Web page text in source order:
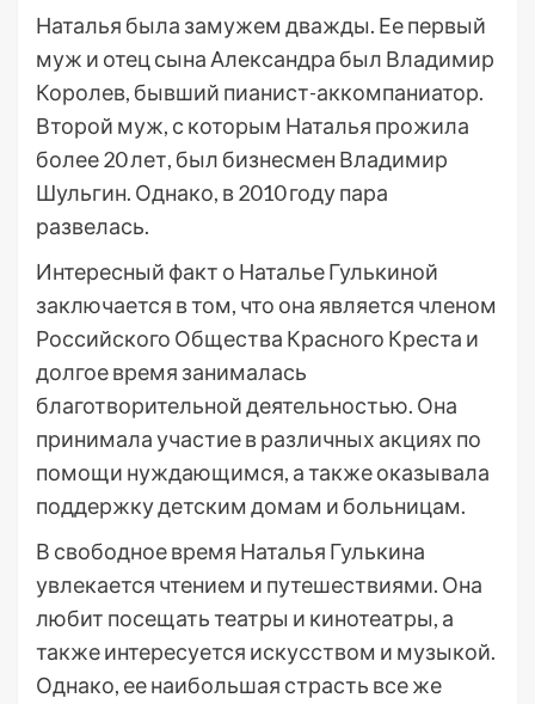
Наталья была замужем дважды. Ее первый
муж и отец сына Александра был Владимир
Королев, бывший пианист-аккомпаниатор.
Второй муж, с которым Наталья прожила
более 20 лет, был бизнесмен Владимир
Шульгин. Однако, в 2010 году пара
развелась.
Интересный факт о Наталье Гулькиной
заключается в том, что она является членом
Российского Общества Красного Креста и
долгое время занималась
благотворительной деятельностью. Она
принимала участие в различных акциях по
помощи нуждающимся, а также оказывала
поддержку детским домам и больницам.
В свободное время Наталья Гулькина
увлекается чтением и путешествиями. Она
любит посещать театры и кинотеатры, а
также интересуется искусством и музыкой.
Однако, ее наибольшая страсть все же